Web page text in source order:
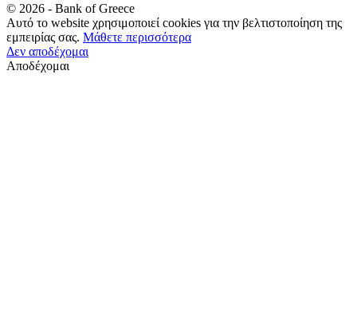
© 2026 - Bank of Greece
Αυτό το website χρησιμοποιεί cookies για την βελτιστοποίηση της
εμπειρίας σας. Μάθετε περισσότερα
Δεν αποδέχομαι
Αποδέχομαι